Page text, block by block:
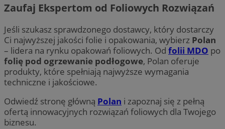
Zaufaj Ekspertom od Foliowych Rozwiązań
Jeśli szukasz sprawdzonego dostawcy, który dostarczy
Ci najwyższej jakości folie i opakowania, wybierz Polan
– lidera na rynku opakowań foliowych. Od folii MDO po
folię pod ogrzewanie podłogowe, Polan oferuje
produkty, które spełniają najwyższe wymagania
techniczne i jakościowe.
Odwiedź stronę główną Polan i zapoznaj się z pełną
ofertą innowacyjnych rozwiązań foliowych dla Twojego
biznesu.